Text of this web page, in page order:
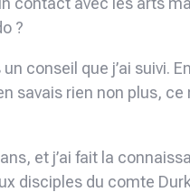
?
conseil que j’ai suivi.
savais rien non plus, ce
et j’ai fait la
disciples du comte